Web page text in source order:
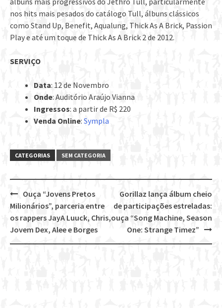
nos hits mais pesados do catálogo Tull, álbuns clássicos
como Stand Up, Benefit, Aqualung, Thick As A Brick, Passion
Play e até um toque de Thick As A Brick 2 de 2012.
SERVIÇO
Data: 12 de Novembro
Onde: Auditório Araújo Vianna
Ingressos: a partir de R$ 220
Venda Online: Sympla
CATEGORIAS SEM CATEGORIA
Post
navigation
Gorillaz lança álbum cheio
de participações estreladas:
ouça “Song Machine, Season
One: Strange Timez”
Ouça “Jovens Pretos
Milionários”, parceria entre
os rappers JayA Luuck, Chris,
Jovem Dex, Alee e Borges